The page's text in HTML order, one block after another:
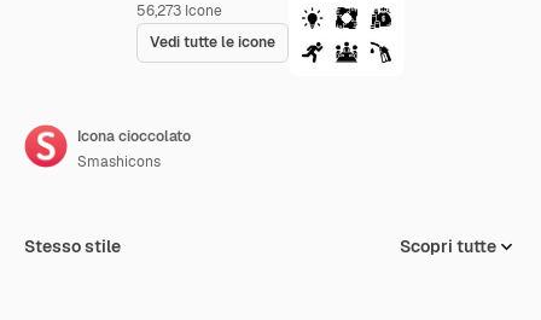
56,273 Icone
Vedi tutte le icone
Icona cioccolato
Smashicons
Stesso stile Scopri tutte